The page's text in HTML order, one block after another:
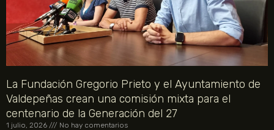
La Fundación Gregorio Prieto y el Ayuntamiento de
Valdepeñas crean una comisión mixta para el
centenario de la Generación del 27
1 julio, 2026 No hay comentarios